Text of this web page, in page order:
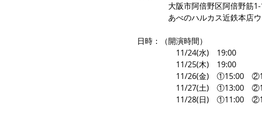
大阪市阿倍野区阿倍野筋1-
あべのハルカス近鉄本店ウ
日時：（開演時間）
		11/24(水)　19:00
		11/25(木)　19:00
11/26(金)　①15:00　
11/27(土)　①13:00　
11/28(日)　①11:00　